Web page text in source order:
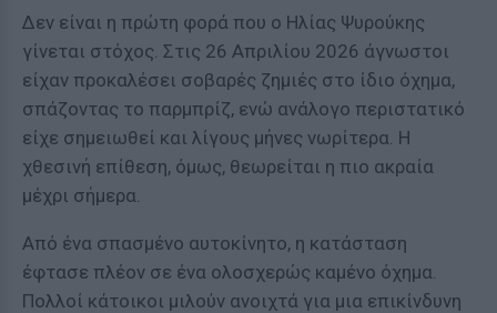
Δεν είναι η πρώτη φορά που ο Ηλίας Ψυρούκης
γίνεται στόχος. Στις 26 Απριλίου 2026 άγνωστοι
είχαν προκαλέσει σοβαρές ζημιές στο ίδιο όχημα,
σπάζοντας το παρμπρίζ, ενώ ανάλογο περιστατικό
είχε σημειωθεί και λίγους μήνες νωρίτερα. Η
χθεσινή επίθεση, όμως, θεωρείται η πιο ακραία
μέχρι σήμερα.
Από ένα σπασμένο αυτοκίνητο, η κατάσταση
έφτασε πλέον σε ένα ολοσχερώς καμένο όχημα.
Πολλοί κάτοικοι μιλούν ανοιχτά για μια επικίνδυνη